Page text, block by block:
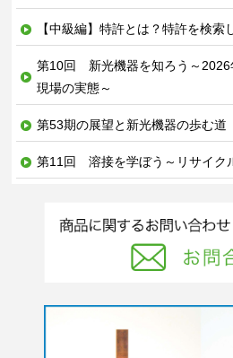
【中級編】特許とは？特許を検索
第10回 新光機器を知ろう～2026
現場の実態～
第53期の展望と新光機器の歩む道
第11回 溶接を学ぼう～リサイク